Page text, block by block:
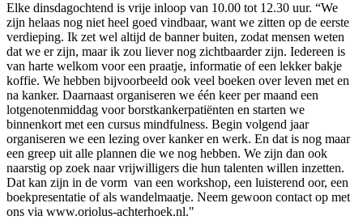
Elke dinsdagochtend is vrije inloop van 10.00 tot 12.30 uur. “We
zijn helaas nog niet heel goed vindbaar, want we zitten op de eerste
verdieping. Ik zet wel altijd de banner buiten, zodat mensen weten
dat we er zijn, maar ik zou liever nog zichtbaarder zijn. Iedereen is
van harte welkom voor een praatje, informatie of een lekker bakje
koffie. We hebben bijvoorbeeld ook veel boeken over leven met en
na kanker. Daarnaast organiseren we één keer per maand een
lotgenotenmiddag voor borstkankerpatiënten en starten we
binnenkort met een cursus mindfulness. Begin volgend jaar
organiseren we een lezing over kanker en werk. En dat is nog maar
een greep uit alle plannen die we nog hebben. We zijn dan ook
naarstig op zoek naar vrijwilligers die hun talenten willen inzetten.
Dat kan zijn in de vorm van een workshop, een luisterend oor, een
boekpresentatie of als wandelmaatje. Neem gewoon contact op met
ons via www.oriolus-achterhoek.nl."